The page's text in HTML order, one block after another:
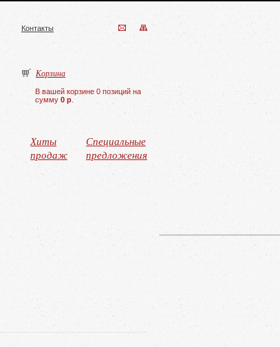
Контакты
Корзина
В вашей корзине 0 позиций на
сумму 0 р
Хиты
продаж
Специальные
предложения